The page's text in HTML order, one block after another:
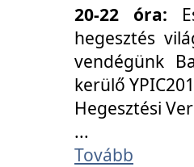
20-22 óra:
hegesztés
vendégünk
kerülő
Hegesztési
...
Tovább